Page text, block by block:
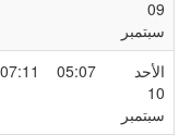
05:07
07:11